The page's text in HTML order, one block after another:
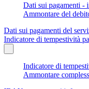
Dati sui pagamenti -
Ammontare del
Dati sui pagamenti del
Indicatore di tempestività
Indicatore di
Ammontare